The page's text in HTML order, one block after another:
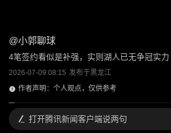
@小郭聊球
4笔签约看似是补强，实则湖人已无争冠实力
2026-07-09 08:15 发布于黑龙江
作者声明：个人观点，仅供参考
打开腾讯新闻客户端说两句